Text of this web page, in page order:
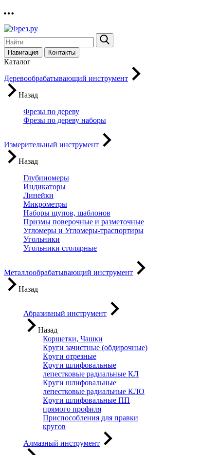
Навигация Контакты
Каталог
Деревообрабатывающий инструмент
Назад
Фрезы по дереву
Фрезы по дереву наборы
Измерительный инструмент
Назад
Глубиномеры
Индикаторы
Линейки
Микрометры
Наборы щупов, шаблонов
Призмы поверочные и разметочные
Угломеры и Угломеры-траспортиры
Угольники
Угольники столярные
Металлообрабатывающий инструмент
Назад
Абразивный инструмент
Назад
Корщетки, Чашки
Круги зачистные (обдирочные)
Круги отрезные
Круги шлифовальные
лепестковые радиальные КЛ
Круги шлифовальные
лепестковые радиальные КЛО
Круги шлифовальные ПП
прямого профиля
Приспособления для правки
кругов
Алмазный инструмент